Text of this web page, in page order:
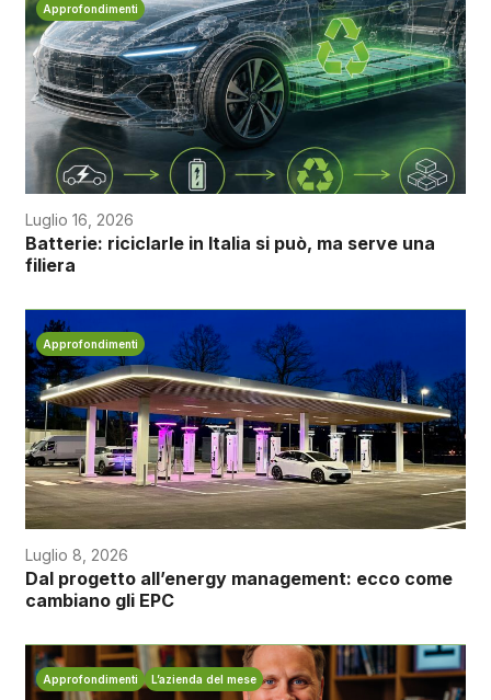
Approfondimenti
Luglio 16, 2026
Batterie: riciclarle in Italia si può, ma serve una
filiera
Approfondimenti
Luglio 8, 2026
Dal progetto all’energy management: ecco come
cambiano gli EPC
Approfondimenti L’azienda del mese